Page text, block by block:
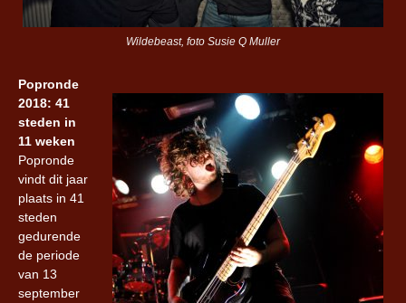
Wildebeast, foto Susie Q Muller
Popronde
2018: 41
steden in
11 weken
Popronde
vindt dit jaar
plaats in 41
steden
gedurende
de periode
van 13
september